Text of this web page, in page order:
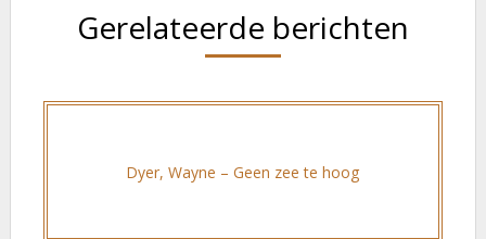
Gerelateerde berichten
Dyer, Wayne – Geen zee te hoog